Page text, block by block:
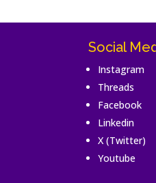
Social
Instagram
Threads
Facebook
Linkedin
X (Twitter)
Youtube